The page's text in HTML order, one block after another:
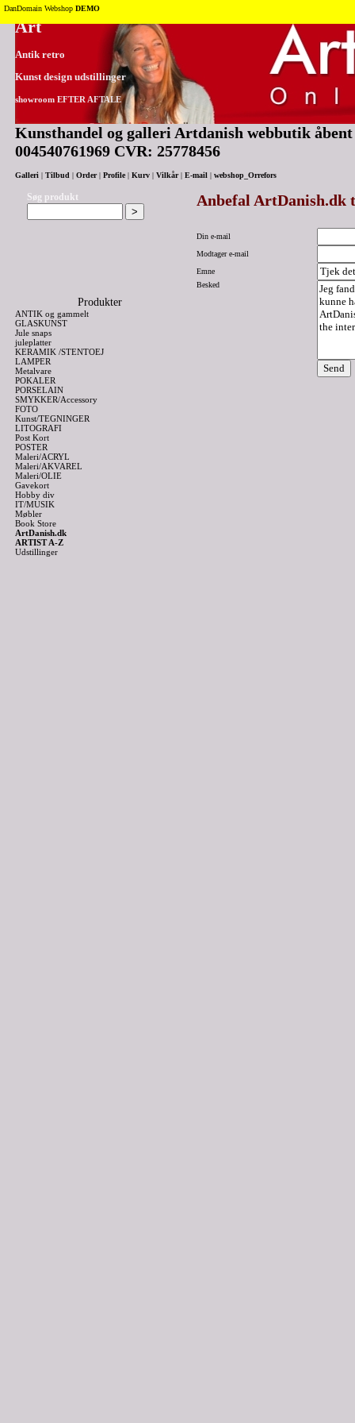
Tilbage til toppen
Art
Antik retro
Kunst design udstillinger
showroom EFTER AFTALE
Kunsthandel og galleri Artdanish webbutik
004540761969 CVR: 25778456
Galleri Tilbud Order| Profile| Kurv Vilkår| E-mail webshop_Orrefors
Søg produkt
Produkter
ANTIK og gammelt
GLASKUNST
Jule snaps
juleplatter
KERAMIK /STENTOEJ
LAMPER
Metalvare
POKALER
PORSELAIN
SMYKKER/Accessory
FOTO
Kunst/TEGNINGER
LITOGRAFI
Post Kort
POSTER
Maleri/ACRYL
Maleri/AKVAREL
Maleri/OLIE
Gavekort
Hobby div
IT/MUSIK
Møbler
Book Store
ArtDanish.dk
ARTIST A-Z
Udstillinger
Anbefal ArtDanish.dk
Din e-mail
Modtager e-mail
Emne
Besked
DanDomain Webshop DEMO